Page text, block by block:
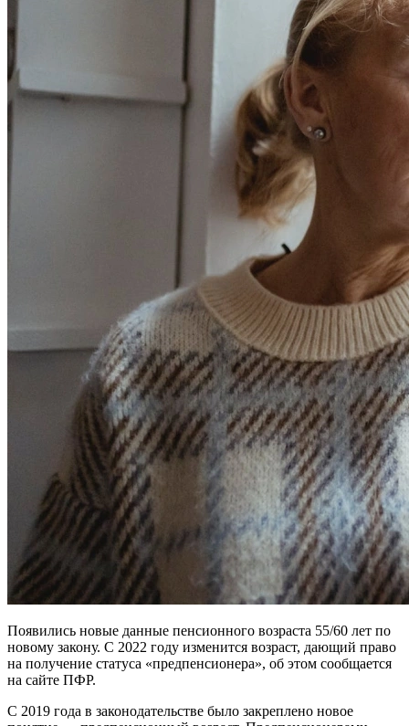
Появились новые данные пенсионного возраста 55/60 лет по
новому закону. С 2022 году изменится возраст, дающий право
на получение статуса «предпенсионера», об этом сообщается
на сайте ПФР.
С 2019 года в законодательстве было закреплено новое